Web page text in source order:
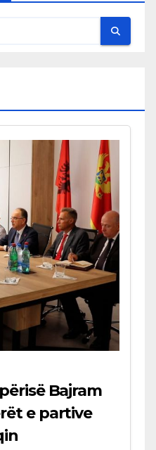
Bajram
e partive